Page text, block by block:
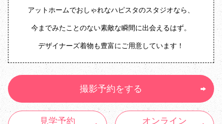
アットホームでおしゃれなハピスタのスタジオなら、
今までみたことのない素敵な瞬間に出会えるはず。
デザイナーズ着物も豊富にご用意しています！
撮影予約をする
見学予約 オンライン